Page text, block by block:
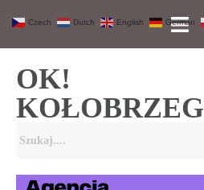
OK!
KOŁOBRZEG
Czech Dutch English German